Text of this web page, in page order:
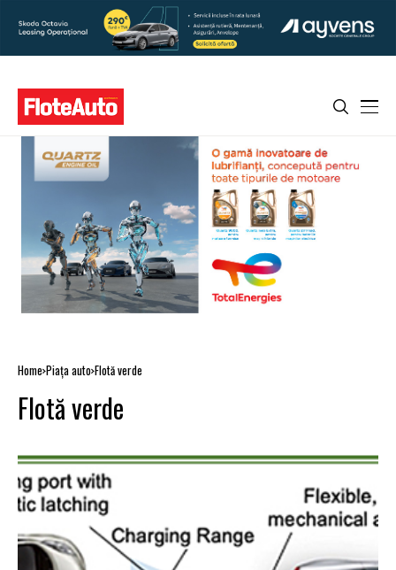
Home Piaţa auto Flotă verde
Flotă verde